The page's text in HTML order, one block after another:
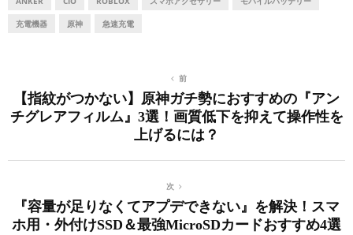
充電機器 原神 急速充電
前
【指紋がつかない】原神ガチ勢におすすめの『アン
チグレアフィルム』3選！画質低下を抑えて操作性を
上げるには？
次
『容量が足りなくてアプデできない』を解決！スマ
ホ用・外付けSSD＆最強MicroSDカードおすすめ4選